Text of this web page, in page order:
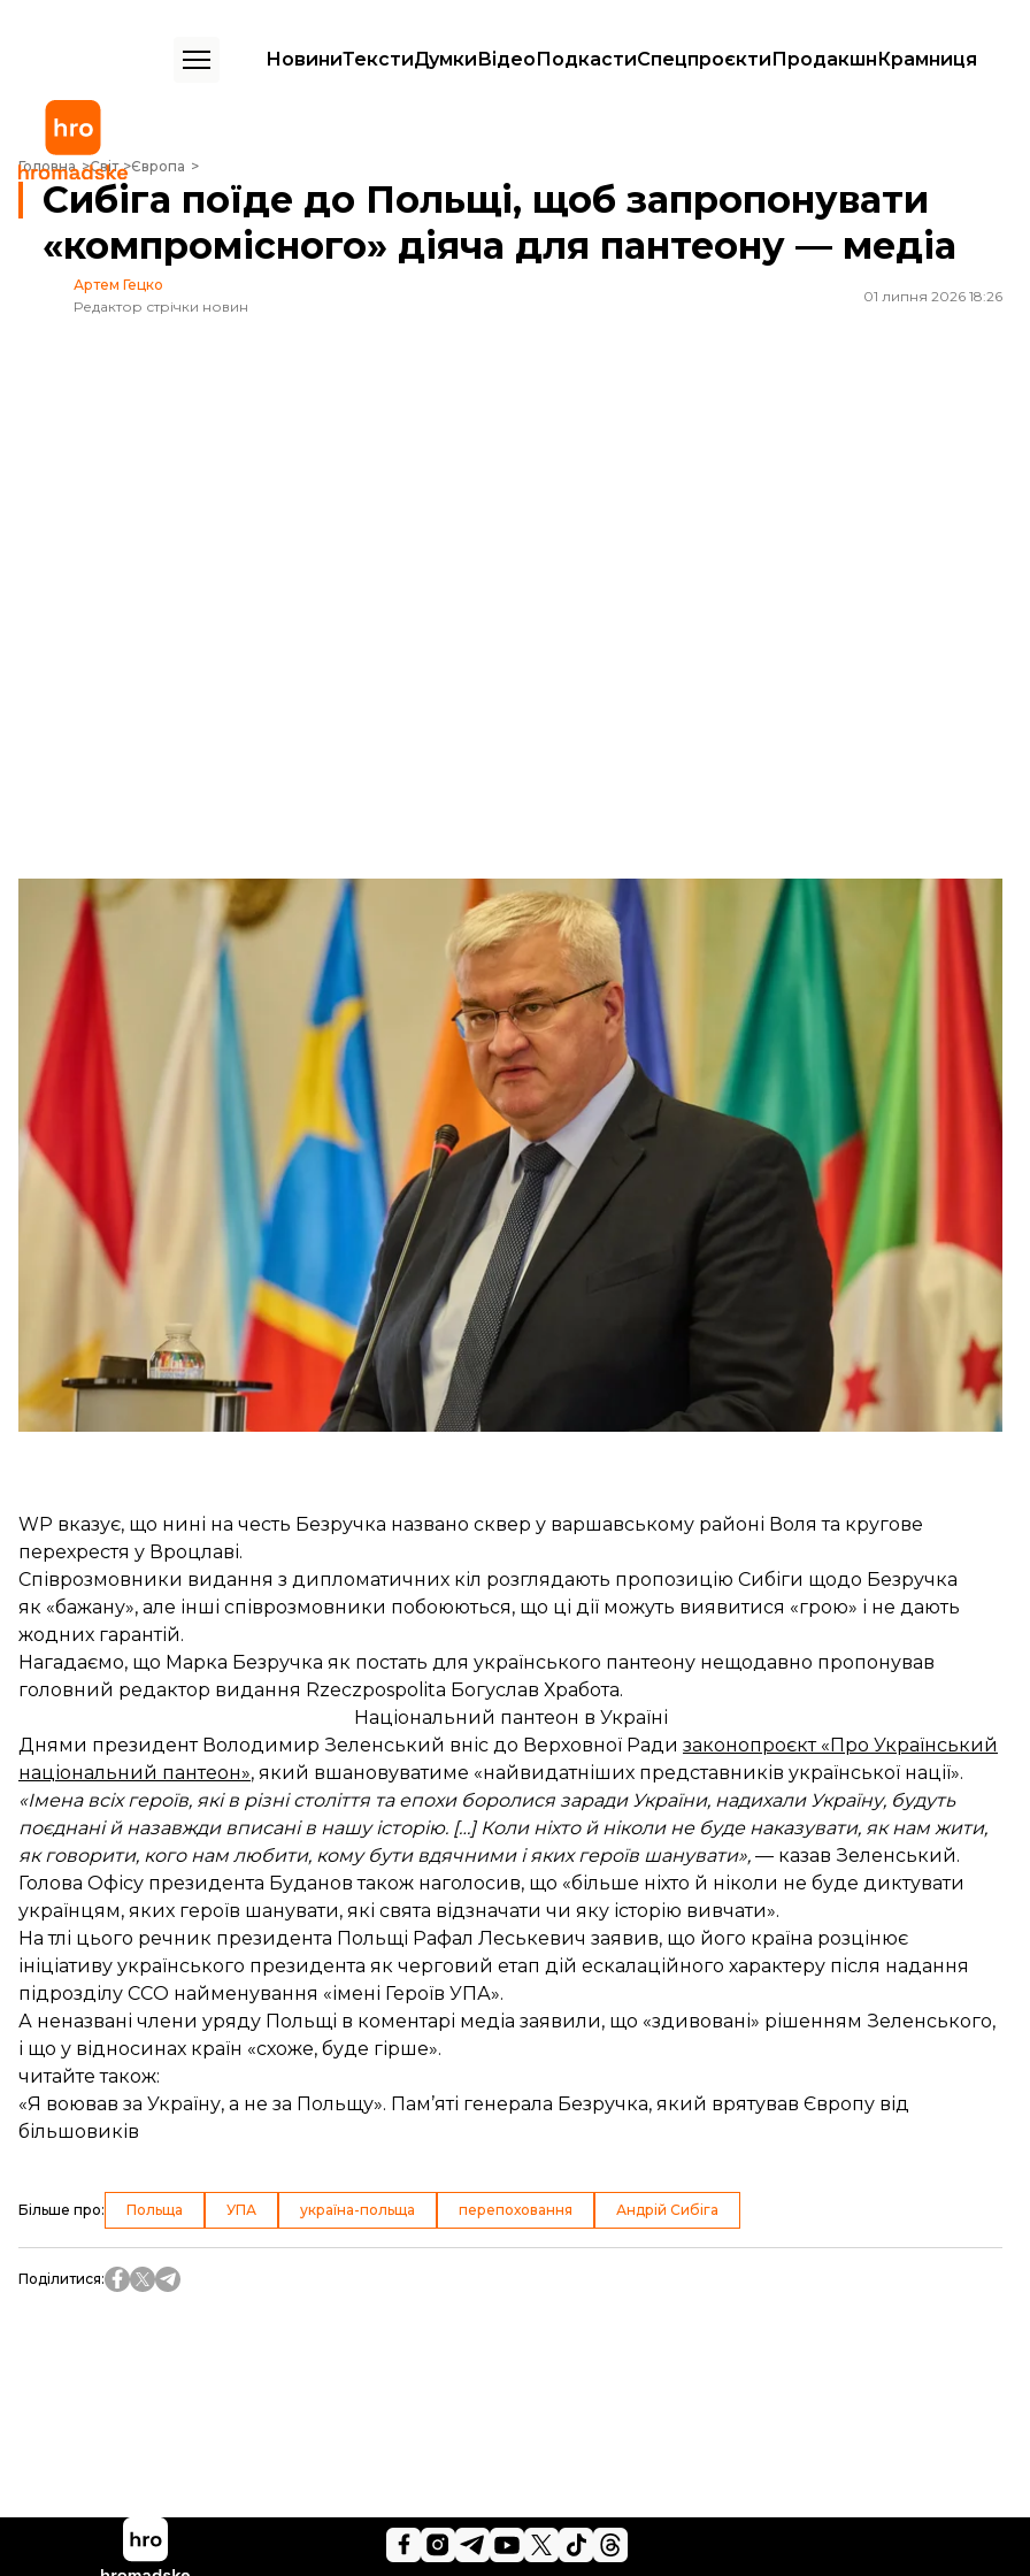
НовиниТекстиДумкиВідеоПодкастиСпецпроєктиПродакшнКрамниця
Головна Світ Європа
Сибіга поїде до Польщі, щоб запропонувати «компромісного» діяча для пантеону — медіа
Сибіга поїде до Польщі, щоб запропонувати
«компромісного» діяча для пантеону — медіа
Артем Гецко
Редактор стрічки новин
01 липня 2026 18:26
Міністр закордонних справ Андрій Сибіга
Facebook / Міністерство закордонних справ України
На тлі польсько-українського скандалу щодо закону про національний пантеон в Україні міністр
закордонних справ Андрій Сибіга може має поїхати до Польщі, щоб запропонувати «компроміс»
стосовно нової постаті в українському пантеоні — Марка Безручка.
Про це
пише
польська газета WP Wiadomości.
За даними видання, Сибіга може повідомити про плани включити до пантеону Марка Безручка —
генерала армії Української Народної Республіки.
Війська під командуванням Марка Безручка у 1920 році разом з польськими військами звільнили
від більшовиків Київ, а згодом, після повторного наступу радянських військ, обороняв польське
місто Замостя.
WP вказує, що нині на честь Безручка названо сквер у варшавському районі Воля та кругове
перехрестя у Вроцлаві.
Співрозмовники видання з дипломатичних кіл розглядають пропозицію Сибіги щодо Безручка
як «бажану», але інші співрозмовники побоюються, що ці дії можуть виявитися «грою» і не дають
жодних гарантій.
Нагадаємо, що Марка Безручка як постать для українського пантеону нещодавно пропонував
головний редактор видання Rzeczpospolita Богуслав Хработа.
Національний пантеон в Україні
Днями президент Володимир Зеленський вніс до Верховної Ради законопроєкт «Про Український
національний пантеон», який вшановуватиме «найвидатніших представників української нації».
«Імена всіх героїв, які в різні століття та епохи боролися заради України, надихали Україну, будуть
поєднані й назавжди вписані в нашу історію. […] Коли ніхто й ніколи не буде наказувати, як нам жити,
як говорити, кого нам любити, кому бути вдячними і яких героїв шанувати», — казав Зеленський.
Голова Офісу президента Буданов також наголосив, що «більше ніхто й ніколи не буде диктувати
українцям, яких героїв шанувати, які свята відзначати чи яку історію вивчати».
На тлі цього речник президента Польщі Рафал Леськевич заявив, що його країна розцінює
ініціативу українського президента як черговий етап дій ескалаційного характеру після надання
підрозділу ССО найменування «імені Героїв УПА».
А неназвані члени уряду Польщі в коментарі медіа заявили, що «здивовані» рішенням Зеленського,
і що у відносинах країн «схоже, буде гірше».
читайте також:
«Я воював за Україну, а не за Польщу». Пам’яті генерала Безручка, який врятував Європу від
більшовиків
Більше про: Польща УПА україна-польща перепоховання Андрій Сибіга
Поділитися: